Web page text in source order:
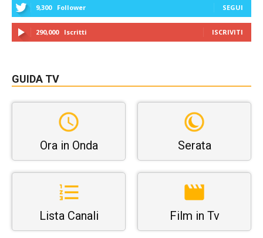
9,300 Follower SEGUI
290,000 Iscritti ISCRIVITI
GUIDA TV
Ora in Onda Serata
Lista Canali Film in Tv